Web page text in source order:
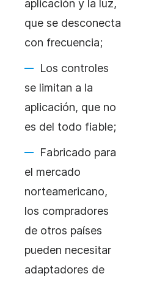
aplicación y la luz,
que se desconecta
con frecuencia;
Los controles
se limitan a la
aplicación, que no
es del todo fiable;
Fabricado para
el mercado
norteamericano,
los compradores
de otros países
pueden necesitar
adaptadores de